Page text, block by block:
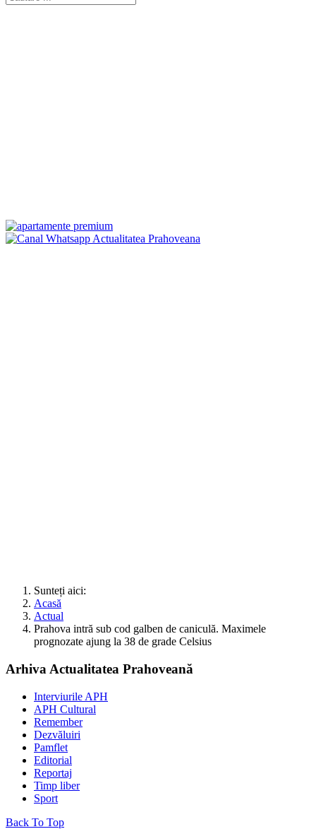
Sunteți aici:
Acasă
Actual
Prahova intră sub cod galben de caniculă. Maximele
prognozate ajung la 38 de grade Celsius
Arhiva Actualitatea Prahoveană
Interviurile APH
APH Cultural
Remember
Dezvăluiri
Pamflet
Editorial
Reportaj
Timp liber
Sport
Back To Top